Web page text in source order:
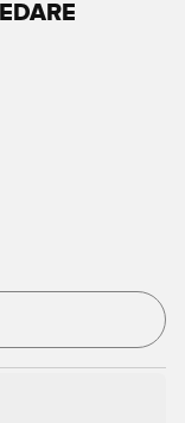
dig som medlem